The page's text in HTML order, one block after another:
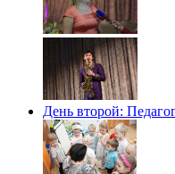
День второй: